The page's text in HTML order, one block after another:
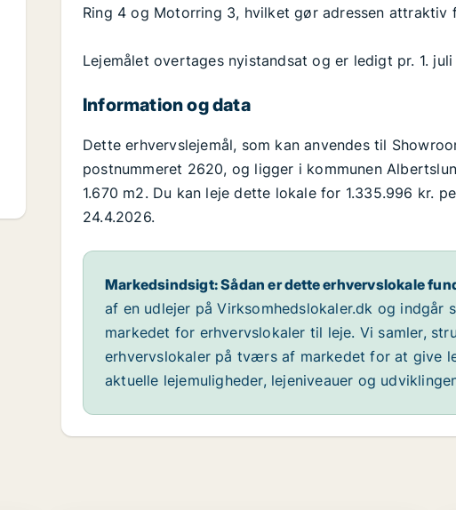
Ring 4 og Motorring 3, hvilket gør adressen
Lejemålet overtages nyistandsat og er ledigt pr. 1.
Information og data
Dette erhvervslejemål, som kan anvendes til
postnummeret 2620, og ligger i kommunen
1.670 m2. Du kan leje dette lokale for 1.335.996 kr.
24.4.2026.
Markedsindsigt: Sådan er dette erhvervslokale
af en udlejer på Virksomhedslokaler.dk og indgår
markedet for erhvervslokaler til leje. Vi samler,
erhvervslokaler på tværs af markedet for at give
aktuelle lejemuligheder, lejeniveauer og